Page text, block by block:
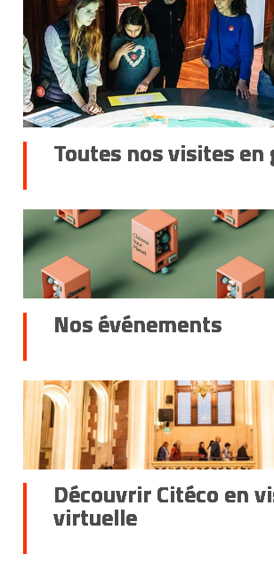
Toutes nos visites en
Nos événements
Découvrir Citéco en
virtuelle